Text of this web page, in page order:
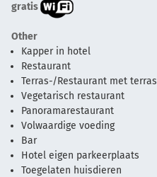
gratis
Other
Kapper in hotel
Restaurant
Terras-/Restaurant met terras
Vegetarisch restaurant
Panoramarestaurant
Volwaardige voeding
Bar
Hotel eigen parkeerplaats
Toegelaten huisdieren